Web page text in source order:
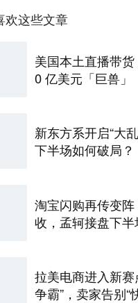
欢这些文章
美国本土直播带
0 亿美元「巨兽」
新东方系开启“大
下半场如何破局？
淘宝闪购再传变
收，孟轲接盘下半
拉美电商进入新
争霸”，卖家告别“